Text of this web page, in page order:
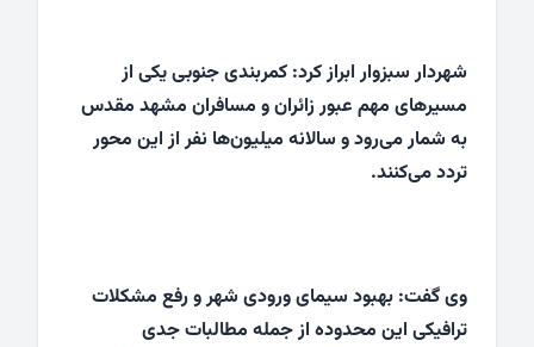
شهردار سبزوار ابراز کرد: کمربندی جنوبی یکی از
مسیرهای مهم عبور زائران و مسافران مشهد مقدس
به شمار می‌رود و سالانه میلیون‌ها نفر از این محور
تردد می‌کنند.
وی گفت: بهبود سیمای ورودی شهر و رفع مشکلات
ترافیکی این محدوده از جمله مطالبات جدی